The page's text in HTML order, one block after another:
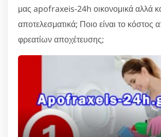
μας apofraxeis-24h οικονομικά αλλά
αποτελεσματικά; Ποιο είναι το
φρεατίων αποχέτευσης;